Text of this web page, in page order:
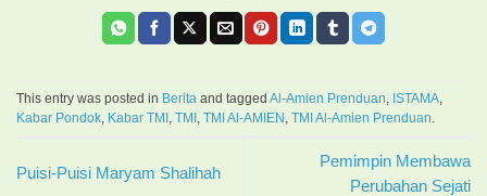
This entry was posted in Berita and tagged Al-Amien Prenduan ISTAMA
Kabar Pondok Kabar TMI TMI TMI Al-AMIEN TMI Al-Amien Prenduan
Puisi-Puisi Maryam Shalihah
Pemimpin Membawa
Perubahan Sejati